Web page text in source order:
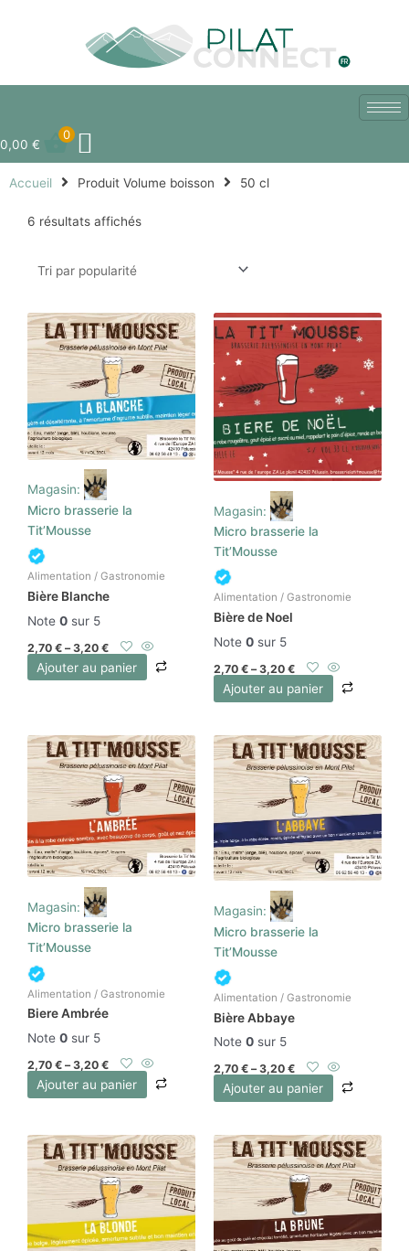
0,00 €
0
Accueil Produit Volume boisson 50 cl
6 résultats affichés
Magasin:
Micro brasserie la
Tit’Mousse
Alimentation / Gastronomie
Bière Blanche
Note 0 sur 5
2,70 € –3,20 €
Ajouter au panier
Magasin:
Micro brasserie la
Tit’Mousse
Alimentation / Gastronomie
Bière de Noel
Note 0 sur 5
2,70 € –3,20 €
Ajouter au panier
Magasin:
Micro brasserie la
Tit’Mousse
Alimentation / Gastronomie
Biere Ambrée
Note 0 sur 5
2,70 € –3,20 €
Ajouter au panier
Magasin:
Micro brasserie la
Tit’Mousse
Alimentation / Gastronomie
Bière Abbaye
Note 0 sur 5
2,70 € –3,20 €
Ajouter au panier